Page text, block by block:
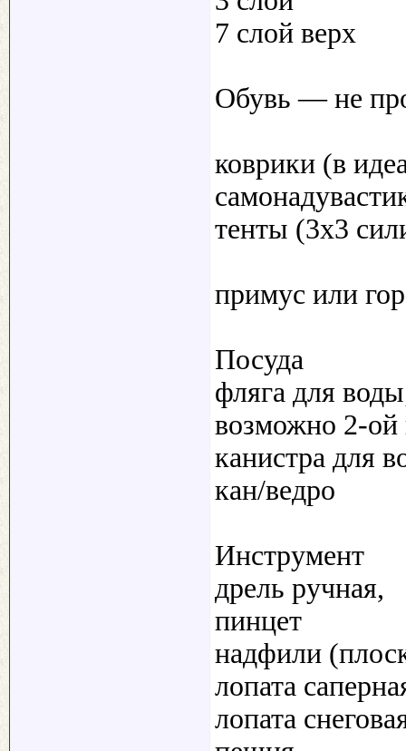
7 слой верх
Обувь — не
коврики (в
тенты (3х3
примус или
Посуда
фляга для
возможно 2-ой
канистра для
кан/ведро
Инструмент
дрель ручная,
пинцет
надфили
лопата
лопата